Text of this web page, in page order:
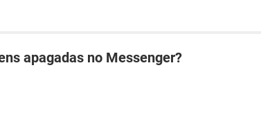
apagadas no Messenger?